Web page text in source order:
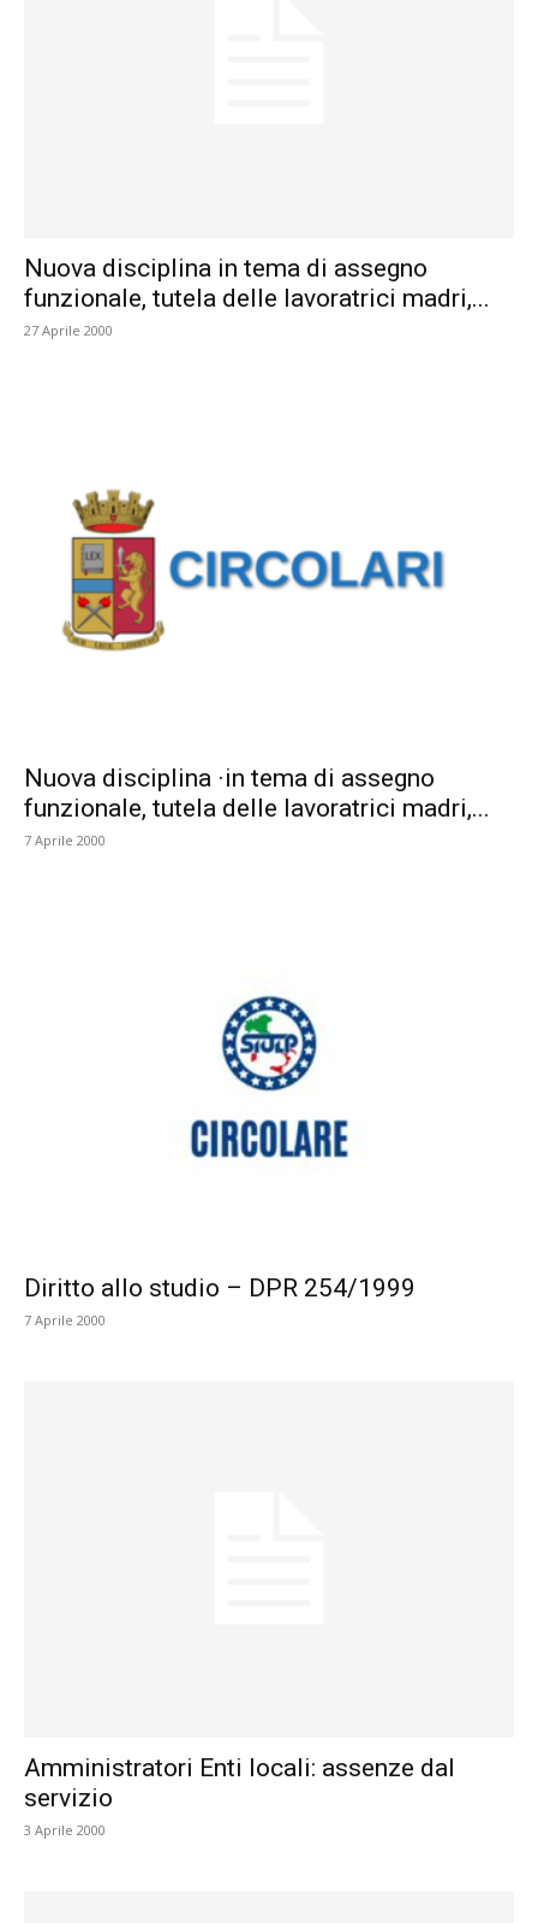
Nuova disciplina in tema di assegno
funzionale, tutela delle lavoratrici madri,...
27 Aprile 2000
Nuova disciplina ·in tema di assegno
funzionale, tutela delle lavoratrici madri,...
7 Aprile 2000
Diritto allo studio – DPR 254/1999
7 Aprile 2000
Amministratori Enti locali: assenze dal
servizio
3 Aprile 2000